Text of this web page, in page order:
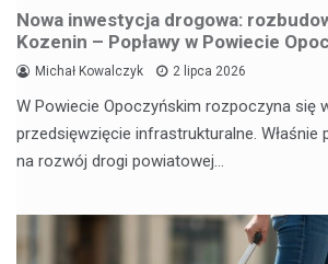
Nowa inwestycja drogowa:
Kozenin – Popławy w Powiecie
Michał Kowalczyk 2 lipca 2026
W Powiecie Opoczyńskim rozpoczyna się
przedsięwzięcie infrastrukturalne. Właśnie
na rozwój drogi powiatowej…